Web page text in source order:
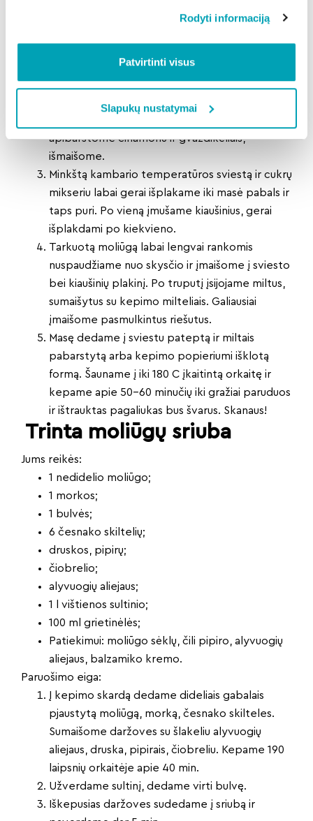
Rodyti informaciją
Patvirtinti visus
Slapukų nustatymai
Paruošimo eiga:
Orkaitę įjungiame kaisti iki 180C.
Moliūgą smulkiai sutarkuojame (aš tarkavau
virtuvės kombainu, tokia truputį smulkesne
apibarstome cinamonu ir gvazdikėliais,
išmaišome.
Minkštą kambario temperatūros sviestą ir cukrų
mikseriu labai gerai išplakame iki masė pabals ir
taps puri. Po vieną įmušame kiaušinius, gerai
išplakdami po kiekvieno.
Tarkuotą moliūgą labai lengvai rankomis
nuspaudžiame nuo skysčio ir įmaišome į sviesto
bei kiaušinių plakinį. Po truputį įsijojame miltus,
sumaišytus su kepimo milteliais. Galiausiai
įmaišome pasmulkintus riešutus.
Masę dedame į sviestu pateptą ir miltais
pabarstytą arba kepimo popieriumi išklotą
formą. Šauname į iki 180 C įkaitintą orkaitę ir
kepame apie 50-60 minučių iki gražiai paruduos
ir ištrauktas pagaliukas bus švarus. Skanaus!
Trinta moliūgų sriuba
Jums reikės:
1 nedidelio moliūgo;
1 morkos;
1 bulvės;
6 česnako skiltelių;
druskos, pipirų;
čiobrelio;
alyvuogių aliejaus;
1 l vištienos sultinio;
100 ml grietinėlės;
Patiekimui: moliūgo sėklų, čili pipiro, alyvuogių
aliejaus, balzamiko kremo.
Paruošimo eiga:
Į kepimo skardą dedame dideliais gabalais
pjaustytą moliūgą, morką, česnako skilteles.
Sumaišome daržoves su šlakeliu alyvuogių
aliejaus, druska, pipirais, čiobreliu. Kepame 190
laipsnių orkaitėje apie 40 min.
Užverdame sultinį, dedame virti bulvę.
Iškepusias daržoves sudedame į sriubą ir